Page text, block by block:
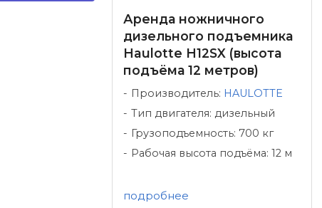
Аренда ножничного
дизельного подъемника
Haulotte H12SX (высота
подъёма 12 метров)
Производитель: HAULOTTE
Тип двигателя: дизельный
Грузоподъемность: 700 кг
Рабочая высота подъёма: 12 м
подробнее